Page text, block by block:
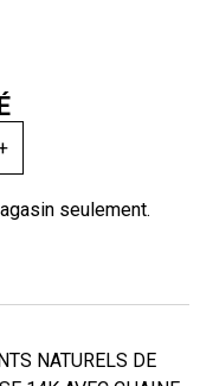
seulement.
NATURELS DE